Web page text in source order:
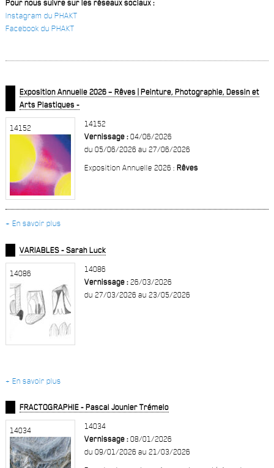
Pour nous suivre sur les réseaux sociaux :
Instagram du PHAKT
Facebook du PHAKT
Exposition Annuelle 2026 – Rêves | Peinture, Photographie, Dessin et
Arts Plastiques -
14152
14152
Vernissage :04/06/2026
du 05/06/2026 au 27/06/2026
Exposition Annuelle 2026 : Rêves
+ En savoir plus
VARIABLES - Sarah Lück
14086
14086
Vernissage :26/03/2026
du 27/03/2026 au 23/05/2026
+ En savoir plus
FRACTOGRAPHIE - Pascal Jounier Trémelo
14034
14034
Vernissage :08/01/2026
du 09/01/2026 au 21/03/2026